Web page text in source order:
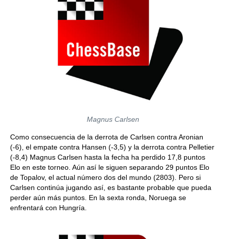
Magnus Carlsen
Como consecuencia de la derrota de Carlsen contra Aronian
(-6), el empate contra Hansen (-3,5) y la derrota contra Pelletier
(-8,4) Magnus Carlsen hasta la fecha ha perdido 17,8 puntos
Elo en este torneo. Aún así le siguen separando 29 puntos Elo
de Topalov, el actual número dos del mundo (2803). Pero si
Carlsen continúa jugando así, es bastante probable que pueda
perder aún más puntos. En la sexta ronda, Noruega se
enfrentará con Hungría.